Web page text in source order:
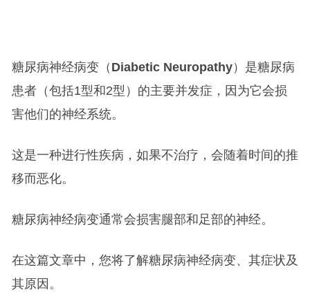
糖尿病神经病变（ Diabetic Neuropathy）是糖尿病
患者（包括1型和2型）的主要并发症，因为它会损
害他们的神经系统。
这是一种进行性疾病，如果不治疗，会随着时间的推
移而恶化。
糖尿病神经病变通常会损害腿部和足部的神经。
在这篇文章中，您将了解糖尿病神经病变、其症状及
其原因。